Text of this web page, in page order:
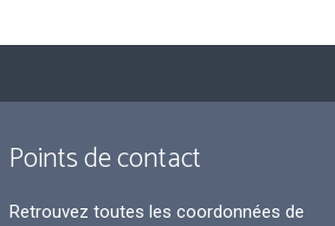
Points de contact
Retrouvez toutes les coordonnées de